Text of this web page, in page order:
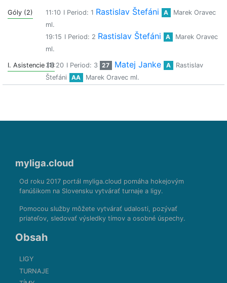
Góly (2) 11:10 I Period: 1 Rastislav Štefáni A
Marek Oravec
ml.
19:15 I Period: 2 Rastislav Štefáni A
Marek Oravec
ml.
I. Asistencie (1)38:20 I Period: 3 27 Matej Janke A
Rastislav
Štefáni
AA Marek Oravec ml.
myliga.cloud
Od roku 2017 portál myliga.cloud pomáha hokejovým
fanúšikom na Slovensku vytvárať turnaje a ligy.
Pomocou služby môžete vytvárať udalosti, pozývať
priateľov, sledovať výsledky tímov a osobné úspechy.
Obsah
LIGY
TURNAJE